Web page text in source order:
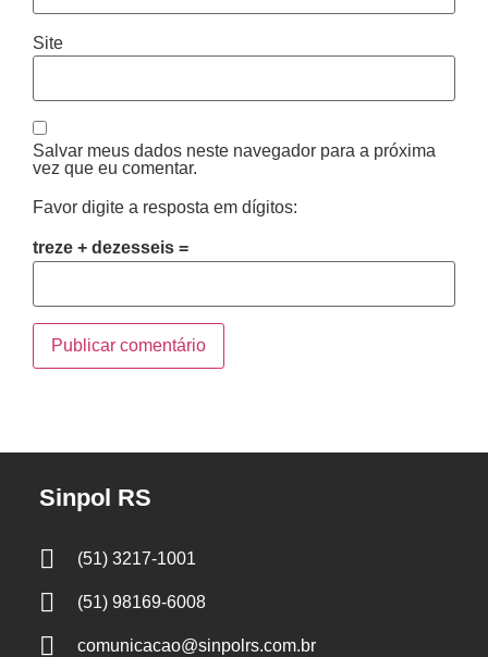
Site
Salvar meus dados neste navegador para a próxima
vez que eu comentar.
Favor digite a resposta em dígitos:
treze + dezesseis =
Sinpol RS
(51) 3217-1001
(51) 98169-6008
comunicacao@sinpolrs.com.br